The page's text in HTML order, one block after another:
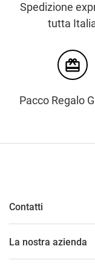
Spedizione
tutta
card_giftcard
Pacco Regalo
Contatti
La nostra azienda